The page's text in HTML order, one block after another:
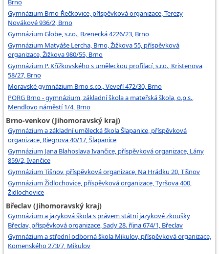
Brno
Gymnázium Brno-Řečkovice, příspěvková organizace, Terezy
Novákové 936/2, Brno
Gymnázium Globe, s.r.o., Bzenecká 4226/23, Brno
Gymnázium Matyáše Lercha, Brno, Žižkova 55, příspěvková
organizace, Žižkova 980/55, Brno
Gymnázium P. Křížkovského s uměleckou profilací, s.r.o., Kristenova
58/27, Brno
Moravské gymnázium Brno s.r.o., Veveří 472/30, Brno
PORG Brno - gymnázium, základní škola a mateřská škola, o.p.s.,
Mendlovo náměstí 1/4, Brno
Brno-venkov (Jihomoravský kraj)
Gymnázium a základní umělecká škola Šlapanice, příspěvková
organizace, Riegrova 40/17, Šlapanice
Gymnázium Jana Blahoslava Ivančice, příspěvková organizace, Lány
859/2, Ivančice
Gymnázium Tišnov, příspěvková organizace, Na Hrádku 20, Tišnov
Gymnázium Židlochovice, příspěvková organizace, Tyršova 400,
Židlochovice
Břeclav (Jihomoravský kraj)
Gymnázium a jazyková škola s právem státní jazykové zkoušky
Břeclav, příspěvková organizace, Sady 28. října 674/1, Břeclav
Gymnázium a střední odborná škola Mikulov, příspěvková organizace,
Komenského 273/7, Mikulov